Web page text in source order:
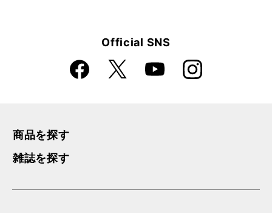
Official SNS
Faceboo
k
X YouTube Instagra
m
商品を探す
雑誌を探す